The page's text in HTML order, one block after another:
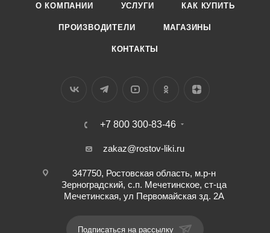
О КОМПАНИИ УСЛУГИ КАК КУПИТЬ
ПРОИЗВОДИТЕЛИ МАГАЗИНЫ
КОНТАКТЫ
+7 800 300-83-46
zakaz@rostov-liki.ru
347750, Ростовская область, м.р-н
Зерноградский, с.п. Мечетинское, ст-ца
Мечетинская, ул Первомайская зд. 2А
Подписаться на рассылку